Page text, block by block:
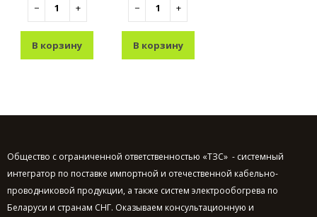
− +
В корзину
− +
В корзину
Общество с ограниченной ответственностью «ТЗС» - системный
интегратор по поставке импортной и отечественной кабельно-
проводниковой продукции, а также систем электрообогрева по
Беларуси и странам СНГ. Оказываем консультационную и